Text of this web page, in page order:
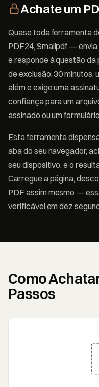
Achate um
Quase toda ferramenta
PDF24, Smallpdf —
e responde à questão
de exclusão: 30 minutos,
além e exige uma
confiança para um
assinado ou um
Esta ferramenta
aba do seu navegador,
seu dispositivo, e o
Carregue a página,
PDF assim mesmo —
verificável em dez
Como
Passos